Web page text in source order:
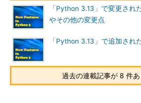
「Python 3.13」で変更され
やその他の変更点
「Python 3.13」で追加され
過去の連載記事が 8 件